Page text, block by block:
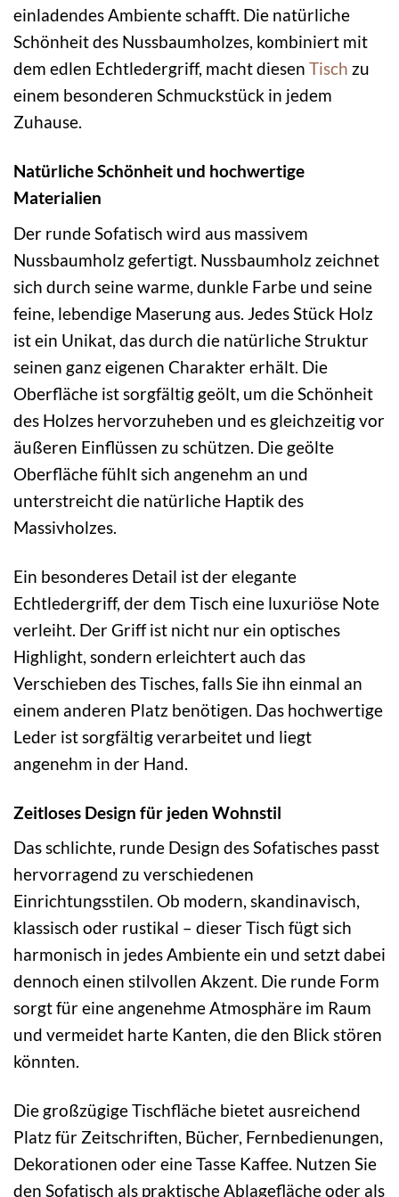
einladendes Ambiente schafft. Die natürliche
Schönheit des Nussbaumholzes, kombiniert mit
dem edlen Echtledergriff, macht diesen Tisch zu
einem besonderen Schmuckstück in jedem
Zuhause.
Natürliche Schönheit und hochwertige
Materialien
Der runde Sofatisch wird aus massivem
Nussbaumholz gefertigt. Nussbaumholz zeichnet
sich durch seine warme, dunkle Farbe und seine
feine, lebendige Maserung aus. Jedes Stück Holz
ist ein Unikat, das durch die natürliche Struktur
seinen ganz eigenen Charakter erhält. Die
Oberfläche ist sorgfältig geölt, um die Schönheit
des Holzes hervorzuheben und es gleichzeitig vor
äußeren Einflüssen zu schützen. Die geölte
Oberfläche fühlt sich angenehm an und
unterstreicht die natürliche Haptik des
Massivholzes.
Ein besonderes Detail ist der elegante
Echtledergriff, der dem Tisch eine luxuriöse Note
verleiht. Der Griff ist nicht nur ein optisches
Highlight, sondern erleichtert auch das
Verschieben des Tisches, falls Sie ihn einmal an
einem anderen Platz benötigen. Das hochwertige
Leder ist sorgfältig verarbeitet und liegt
angenehm in der Hand.
Zeitloses Design für jeden Wohnstil
Das schlichte, runde Design des Sofatisches passt
hervorragend zu verschiedenen
Einrichtungsstilen. Ob modern, skandinavisch,
klassisch oder rustikal – dieser Tisch fügt sich
harmonisch in jedes Ambiente ein und setzt dabei
dennoch einen stilvollen Akzent. Die runde Form
sorgt für eine angenehme Atmosphäre im Raum
und vermeidet harte Kanten, die den Blick stören
könnten.
Die großzügige Tischfläche bietet ausreichend
Platz für Zeitschriften, Bücher, Fernbedienungen,
Dekorationen oder eine Tasse Kaffee. Nutzen Sie
den Sofatisch als praktische Ablagefläche oder als